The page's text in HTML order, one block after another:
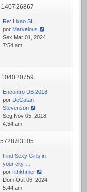
1407 26867
Re: Lixao SL
por Marvelous
Ver
última
Sex Mar 01, 2024
7:54 am
104020759
Encontro DB 2018
por DeCatan
Stevenson
Ver
última
mensagem
Seg Nov 05, 2018
4:54 am
5728783105
Find Sexy Girls in
your city …
por rithkhmer
Ver
última
Dom Out 06, 2024
5:44 am